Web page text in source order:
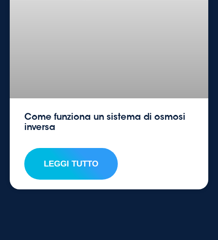
Come funziona un sistema di osmosi
inversa
LEGGI TUTTO